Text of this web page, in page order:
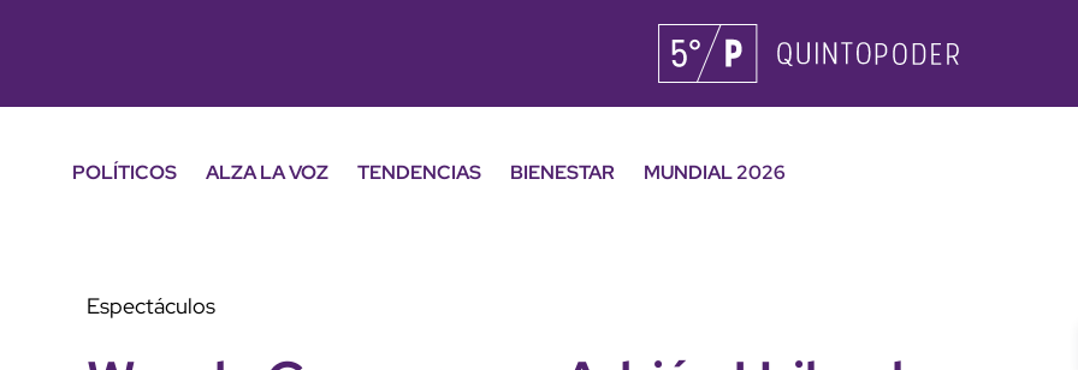
POLÍTICOS ALZA LA VOZ TENDENCIAS BIENESTAR MUNDIAL 2026
Espectáculos